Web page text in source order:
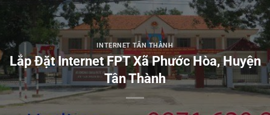
INTERNET TÂN THÀNH
Lắp Đặt Internet FPT Xã Phước Hòa, Huyện
Tân Thành